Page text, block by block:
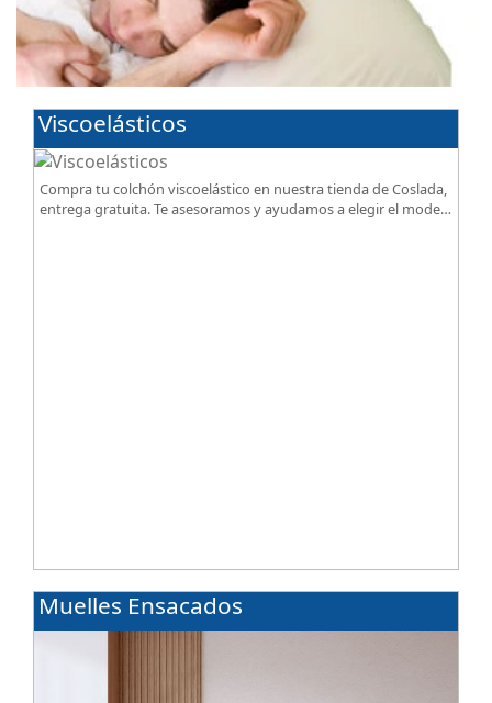
Viscoelásticos
Compra tu colchón viscoelástico en nuestra tienda de Coslada,
entrega gratuita. Te asesoramos y ayudamos a elegir el modelo
Muelles Ensacados